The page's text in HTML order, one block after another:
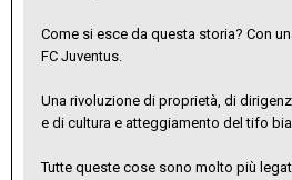
Come si esce da questa storia? Con
FC Juventus.
Una rivoluzione di proprietà, di
e di cultura e atteggiamento del tifo
Tutte queste cose sono molto più